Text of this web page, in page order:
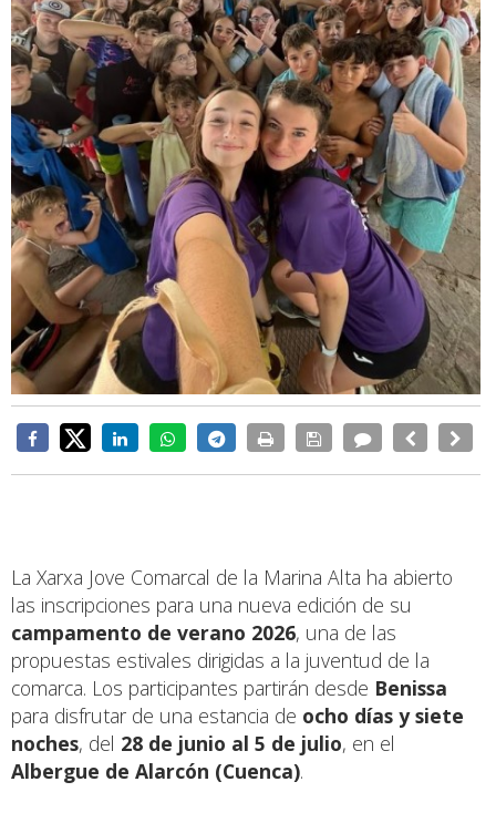
La Xarxa Jove Comarcal de la Marina Alta ha abierto
las inscripciones para una nueva edición de su
campamento de verano 2026, una de las
propuestas estivales dirigidas a la juventud de la
comarca. Los participantes partirán desde Benissa
para disfrutar de una estancia de ocho días y siete
noches, del 28 de junio al 5 de julio, en el
Albergue de Alarcón (Cuenca).